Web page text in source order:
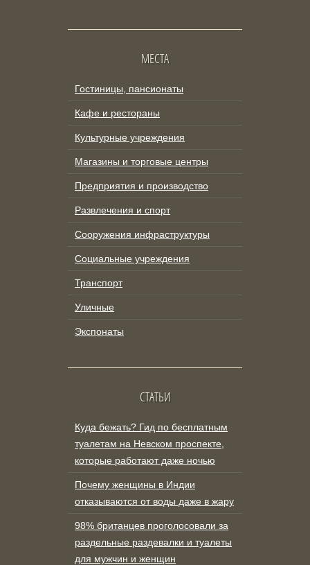
МЕСТА
Гостиницы, пансионаты
Кафе и рестораны
Культурные учреждения
Магазины и торговые центры
Предприятия и производство
Развлечения и спорт
Сооружения инфраструктуры
Социальные учреждения
Транспорт
Уличные
Экспонаты
СТАТЬИ
Куда бежать? Гид по бесплатным
туалетам на Невском проспекте,
которые работают даже ночью
Почему женщины в Индии
отказываются от воды даже в жару
98% британцев проголосовали за
раздельные раздевалки и туалеты
для мужчин и женщин